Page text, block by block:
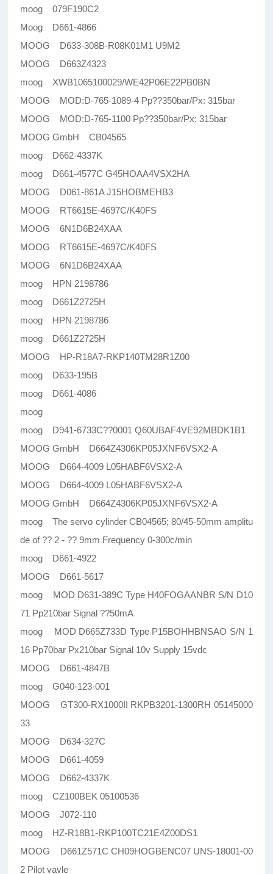
moog 079F190C2
Moog D661-4866
MOOG D633-308B-R08K01M1 U9M2
MOOG D663Z4323
moog XWB1065100029/WE42P06E22PB0BN
MOOG MOD:D-765-1089-4 Pp??350bar/Px: 315bar
MOOG MOD:D-765-1100 Pp??350bar/Px: 315bar
MOOG GmbH CB04565
moog D662-4337K
moog D661-4577C G45HOAA4VSX2HA
MOOG D061-861A J15HOBMEHB3
MOOG RT6615E-4697C/K40FS
MOOG 6N1D6B24XAA
MOOG RT6615E-4697C/K40FS
MOOG 6N1D6B24XAA
moog HPN 2198786
moog D661Z2725H
moog HPN 2198786
moog D661Z2725H
MOOG HP-R18A7-RKP140TM28R1Z00
moog D633-195B
moog D661-4086
moog
moog D941-6733C??0001 Q60UBAF4VE92MBDK1B1
MOOG GmbH D664Z4306KP05JXNF6VSX2-A
MOOG D664-4009 L05HABF6VSX2-A
MOOG D664-4009 L05HABF6VSX2-A
MOOG GmbH D664Z4306KP05JXNF6VSX2-A
moog The servo cylinder CB04565; 80/45-50mm amplitu
de of ?? 2 - ?? 9mm Frequency 0-300c/min
moog D661-4922
MOOG D661-5617
moog MOD D631-389C Type H40FOGAANBR S/N D10
71 Pp210bar Signal ??50mA
moog MOD D665Z733D Type P15BOHHBNSAO S/N 1
16 Pp70bar Px210bar Signal 10v Supply 15vdc
MOOG D661-4847B
moog G040-123-001
MOOG GT300-RX1000II RKPB3201-1300RH 05145000
33
MOOG D634-327C
MOOG D661-4059
MOOG D662-4337K
moog CZ100BEK 05100536
MOOG J072-110
moog HZ-R18B1-RKP100TC21E4Z00DS1
MOOG D661Z571C CH09HOGBENC07 UNS-18001-00
2 Pilot vavle